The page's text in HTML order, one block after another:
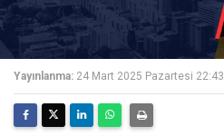
Yayınlanma: 24 Mart 2025 Pazartesi 22:43